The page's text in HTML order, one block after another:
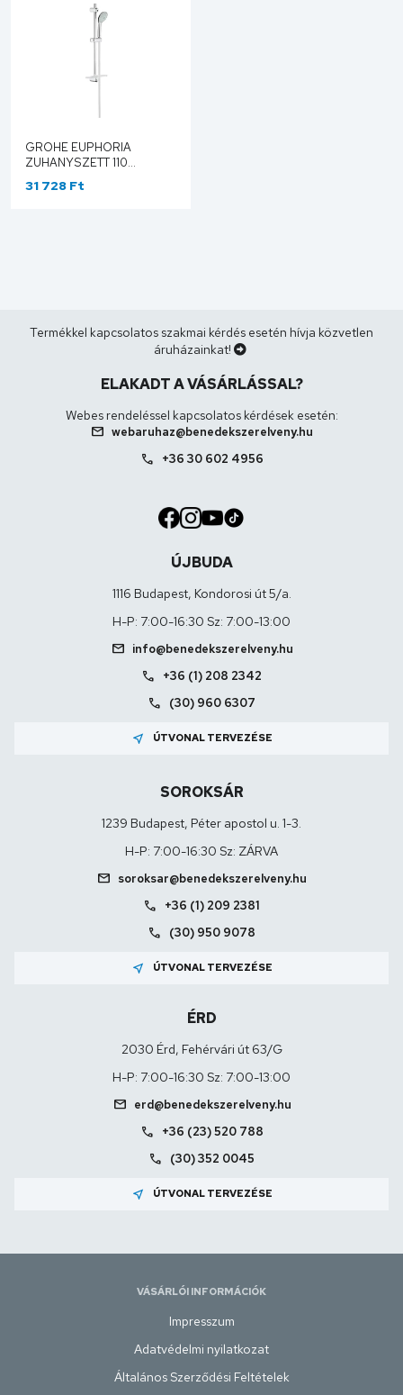
GROHE EUPHORIA
ZUHANYSZETT 110
31 728 Ft
Termékkel kapcsolatos szakmai kérdés esetén hívja közvetlen
áruházainkat!
ELAKADT A VÁSÁRLÁSSAL?
Webes rendeléssel kapcsolatos kérdések esetén:
mail webaruhaz@benedekszerelveny.hu
call +36 30 602 4956
ÚJBUDA
1116 Budapest, Kondorosi út 5/a.
H-P: 7:00-16:30 Sz: 7:00-13:00
mail info@benedekszerelveny.hu
call +36 (1) 208 2342
call (30) 960 6307
near_me ÚTVONAL TERVEZÉSE
SOROKSÁR
1239 Budapest, Péter apostol u. 1-3.
H-P: 7:00-16:30 Sz: ZÁRVA
mail soroksar@benedekszerelveny.hu
call +36 (1) 209 2381
call (30) 950 9078
near_me ÚTVONAL TERVEZÉSE
ÉRD
2030 Érd, Fehérvári út 63/G
H-P: 7:00-16:30 Sz: 7:00-13:00
mail erd@benedekszerelveny.hu
call +36 (23) 520 788
call (30) 352 0045
near_me ÚTVONAL TERVEZÉSE
VÁSÁRLÓI INFORMÁCIÓK
Impresszum
Adatvédelmi nyilatkozat
Általános Szerződési Feltételek